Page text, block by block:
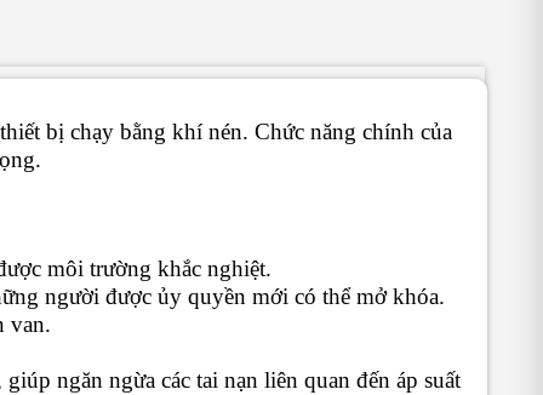
bị chạy bằng khí nén. Chức năng chính của
môi trường khắc nghiệt.
người được ủy quyền mới có thể mở khóa.
van.
ngăn ngừa các tai nạn liên quan đến áp suất